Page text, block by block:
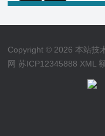
Copyright © 2026 本站技
网苏ICP12345888 XML